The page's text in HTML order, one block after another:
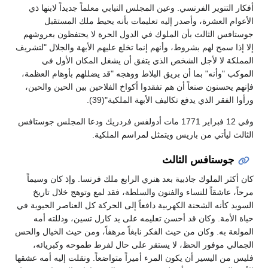
أفكار التنوير الفرنسي. وعين المجلس النيابي معلماً جديداً لابنها ذي
الأعوام العشرة، وأصدر إليه تعليمات بأنه يحيط ملك المستقبل
جوستافس الثالث بأن الملوك في الدول الحرة لا يحتفظون بعروشهم
إلا إذا سمح لهم بشروط، وأنهم إنما تخلع عليهم الأبهة والجلال "لتشريف
المملكة لا لأجل الشخص الذي يتفق أن يشغل المكان الأول في
الموكب "وأنه" بما أن بريق البلاط ووهجه "قد يضللهم بأوهام العظمة،
فإنهم يحسنون صنعاً أن هم تفقدوا أكواخ الفلاحين بين الحين والحين،
ورأوا الفقر الذي يدفع تكاليف الأبهة الملكية"(39).
وفي 12 فبراير 1771 مات أدولفس فردريك ودعا المجلس جوستافس
الثالث ليأتي من باريس ويتمثل لمراسم الملكية.
جوستافس الثالث
كان أكثر الملوك جاذبية بعد هنري الرابع ملك فرنسا. وإذ كان وسيماً
مرحاً، عاشقاً للنساء والفنون والسلطة، فقد لمع وتوهج خلال تاريخ
السويد كأنه الشحنة الكهربية دافعاً إلى الحركة كل العناصر الحيوية في
حياة الأمة. وكان قد أحسن تعليمه على يد كارل تسين، ودللته أمه
المولعة به. وكان من حيث الفكر نابغاً مرهفاً، ومن حيث الخيال والحس
الجمالي موفور الحظ، لا يستقر على حال لفرط طموحه وكبريائه،
فليس من اليسير أن يكون المرء أميراً متواضعاً. ونقلت إليه أمه عشقها